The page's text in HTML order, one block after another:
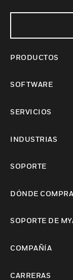
PRODUCTOS
SOFTWARE
SERVICIOS
INDUSTRIAS
SOPORTE
DÓNDE
SOPORTE DE
COMPAÑÍA
CARRERAS